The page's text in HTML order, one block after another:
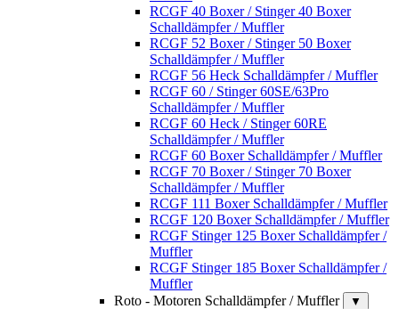
RCGF 40 Boxer / Stinger 40 Boxer
Schalldämpfer / Muffler
RCGF 52 Boxer / Stinger 50 Boxer
Schalldämpfer / Muffler
RCGF 56 Heck Schalldämpfer / Muffler
RCGF 60 / Stinger 60SE/63Pro
Schalldämpfer / Muffler
RCGF 60 Heck / Stinger 60RE
Schalldämpfer / Muffler
RCGF 60 Boxer Schalldämpfer / Muffler
RCGF 70 Boxer / Stinger 70 Boxer
Schalldämpfer / Muffler
RCGF 111 Boxer Schalldämpfer / Muffler
RCGF 120 Boxer Schalldämpfer / Muffler
RCGF Stinger 125 Boxer Schalldämpfer /
Muffler
RCGF Stinger 185 Boxer Schalldämpfer /
Muffler
Roto - Motoren Schalldämpfer / Muffler
▼